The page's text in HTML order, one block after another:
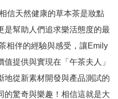
是幫助人們追求樂活態度的最
相伴的經驗與感受，讓Emily
提供與實現在「午茶夫人」
地從新素材開發與產品測試的
的驚奇與樂趣！相信這就是大